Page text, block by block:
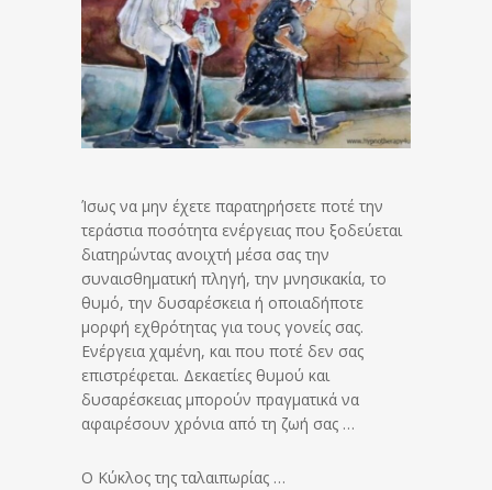
Ίσως να μην έχετε παρατηρήσετε ποτέ την
τεράστια ποσότητα ενέργειας που ξοδεύεται
διατηρώντας ανοιχτή μέσα σας την
συναισθηματική πληγή, την μνησικακία, το
θυμό, την δυσαρέσκεια ή οποιαδήποτε
μορφή εχθρότητας για τους γονείς σας.
Ενέργεια χαμένη, και που ποτέ δεν σας
επιστρέφεται. Δεκαετίες θυμού και
δυσαρέσκειας μπορούν πραγματικά να
αφαιρέσουν χρόνια από τη ζωή σας …
Ο Κύκλος της ταλαιπωρίας …